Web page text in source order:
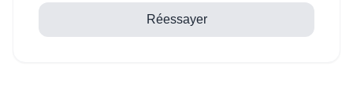
Réessayer